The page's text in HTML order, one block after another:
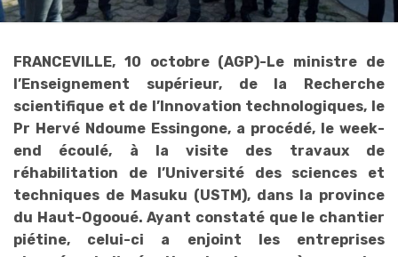
FRANCEVILLE, 10 octobre (AGP)-Le ministre de
l’Enseignement supérieur, de la Recherche
scientifique et de l’Innovation technologiques, le
Pr Hervé Ndoume Essingone, a procédé, le week-
end écoulé, à la visite des travaux de
réhabilitation de l’Université des sciences et
techniques de Masuku (USTM), dans la province
du Haut-Ogooué. Ayant constaté que le chantier
piétine, celui-ci a enjoint les entreprises